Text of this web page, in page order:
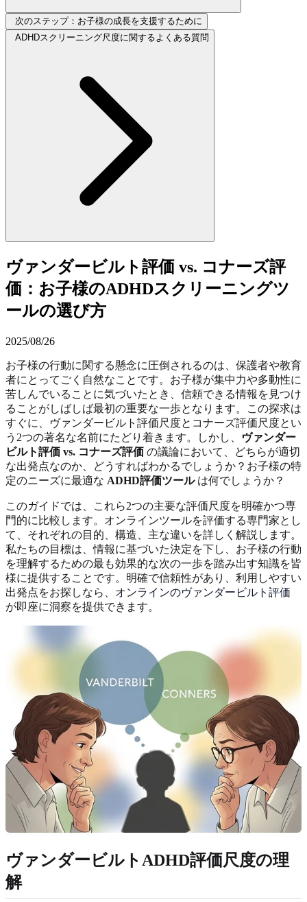
次のステップ：お子様の成長を支援するために
ADHDスクリーニング尺度に関するよくある質問
ヴァンダービルト評価 vs. コナーズ評
価：お子様のADHDスクリーニングツ
ールの選び方
2025/08/26
お子様の行動に関する懸念に圧倒されるのは、保護者や教育
者にとってごく自然なことです。お子様が集中力や多動性に
苦しんでいることに気づいたとき、信頼できる情報を見つけ
ることがしばしば最初の重要な一歩となります。この探求は
すぐに、ヴァンダービルト評価尺度とコナーズ評価尺度とい
う2つの著名な名前にたどり着きます。しかし、
ヴァンダー
ビルト評価 vs. コナーズ評価 の議論において、どちらが適切
な出発点なのか、どうすればわかるでしょうか？お子様の特
定のニーズに最適な ADHD評価ツールは何でしょうか？
このガイドでは、これら2つの主要な評価尺度を明確かつ専
門的に比較します。オンラインツールを評価する専門家とし
て、それぞれの目的、構造、主な違いを詳しく解説します。
私たちの目標は、情報に基づいた決定を下し、お子様の行動
を理解するための最も効果的な次の一歩を踏み出す知識を皆
様に提供することです。明確で信頼性があり、利用しやすい
出発点をお探しなら、 オンラインのヴァンダービルト評価
が即座に洞察を提供できます。
ヴァンダービルトADHD評価尺度の理
解